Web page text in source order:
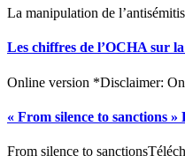
La manipulation de
Les chiffres de l’OCHA sur
Online version *Disclaimer:
« From silence to sanctions
From silence to